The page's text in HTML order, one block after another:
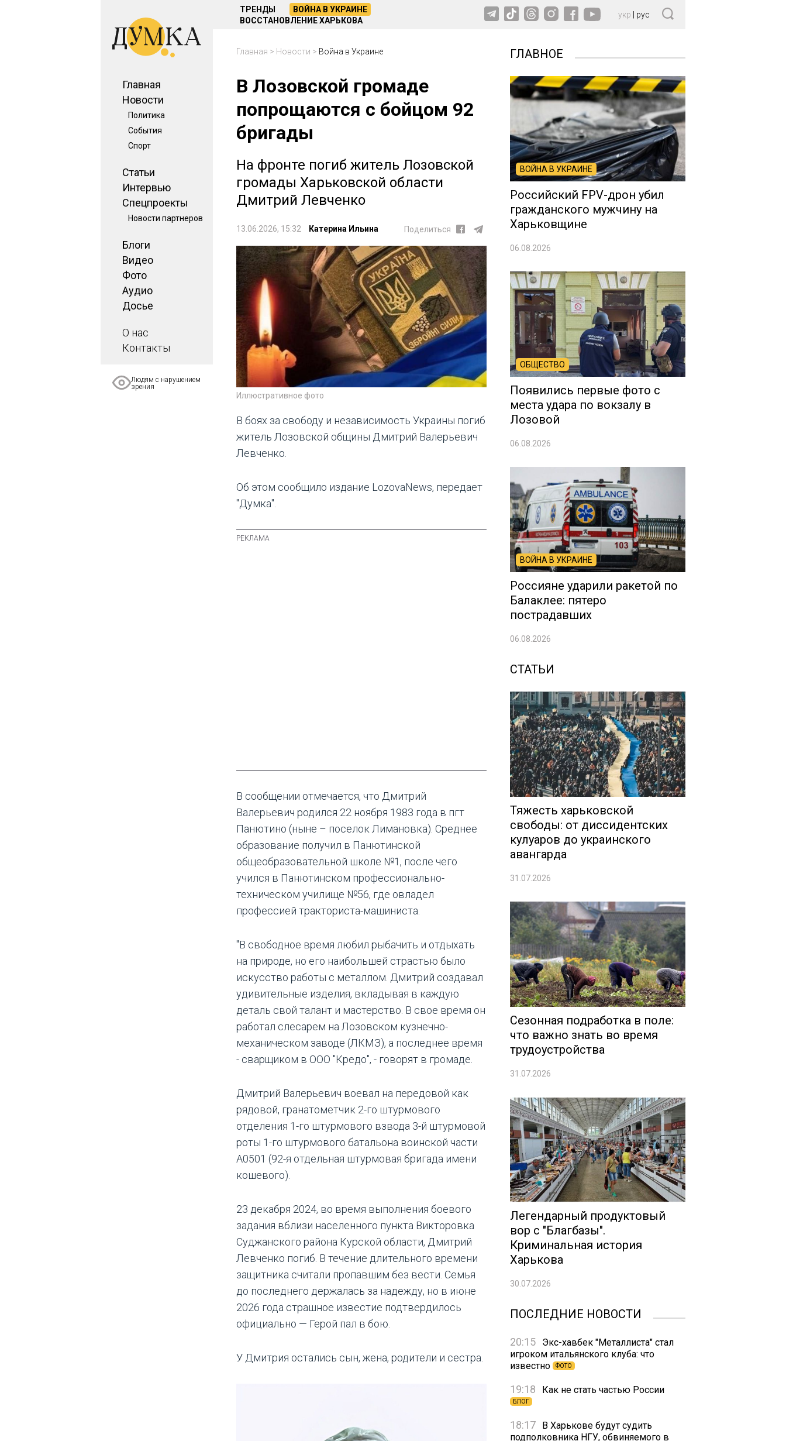
Главная
Новости
Политика
События
Спорт
Статьи
Интервью
Спецпроекты
Новости партнеров
Блоги
Видео
Фото
Аудио
Досье
О нас
Контакты
Людям с нарушением
зрения
ТРЕНДЫ
ВОЙНА В УКРАИНЕ
ВОССТАНОВЛЕНИЕ ХАРЬКОВА
укр рус
Главная > Новости > Война в Украине
В Лозовской громаде
попрощаются с бойцом 92
бригады
На фронте погиб житель Лозовской
громады Харьковской области
Дмитрий Левченко
13.06.2026, 15:32 Катерина Ильина Поделиться
Иллюстративное фото
В боях за свободу и независимость Украины погиб
житель Лозовской общины Дмитрий Валерьевич
Левченко.
Об этом сообщило издание LozovaNews, передает
"Думка".
В сообщении отмечается, что Дмитрий
Валерьевич родился 22 ноября 1983 года в пгт
Панютино (ныне – поселок Лимановка). Среднее
образование получил в Панютинской
общеобразовательной школе №1, после чего
учился в Панютинском профессионально-
техническом училище №56, где овладел
профессией тракториста-машиниста.
"В свободное время любил рыбачить и отдыхать
на природе, но его наибольшей страстью было
искусство работы с металлом. Дмитрий создавал
удивительные изделия, вкладывая в каждую
деталь свой талант и мастерство. В свое время он
работал слесарем на Лозовском кузнечно-
механическом заводе (ЛКМЗ), а последнее время
- сварщиком в ООО "Кредо", - говорят в громаде.
Дмитрий Валерьевич воевал на передовой как
рядовой, гранатометчик 2-го штурмового
отделения 1-го штурмового взвода 3-й штурмовой
роты 1-го штурмового батальона воинской части
А0501 (92-я отдельная штурмовая бригада имени
кошевого).
23 декабря 2024, во время выполнения боевого
задания вблизи населенного пункта Викторовка
Суджанского района Курской области, Дмитрий
Левченко погиб. В течение длительного времени
защитника считали пропавшим без вести. Семья
до последнего держалась за надежду, но в июне
2026 года страшное известие подтвердилось
официально — Герой пал в бою.
У Дмитрия остались сын, жена, родители и сестра.
ГЛАВНОЕ
ВОЙНА В УКРАИНЕ
Российский FPV-дрон убил
гражданского мужчину на
Харьковщине
06.08.2026
ОБЩЕСТВО
Появились первые фото с
места удара по вокзалу в
Лозовой
06.08.2026
ВОЙНА В УКРАИНЕ
Россияне ударили ракетой по
Балаклее: пятеро
пострадавших
06.08.2026
СТАТЬИ
Тяжесть харьковской
свободы: от диссидентских
кулуаров до украинского
авангарда
31.07.2026
Сезонная подработка в поле:
что важно знать во время
трудоустройства
31.07.2026
Легендарный продуктовый
вор с "Благбазы".
Криминальная история
Харькова
30.07.2026
ПОСЛЕДНИЕ НОВОСТИ
20:15
Экс-хавбек "Металлиста" стал
игроком итальянского клуба: что
известно
ФОТО
19:18 Как не стать частью России
БЛОГ
18:17
В Харькове будут судить
подполковника НГУ, обвиняемого в